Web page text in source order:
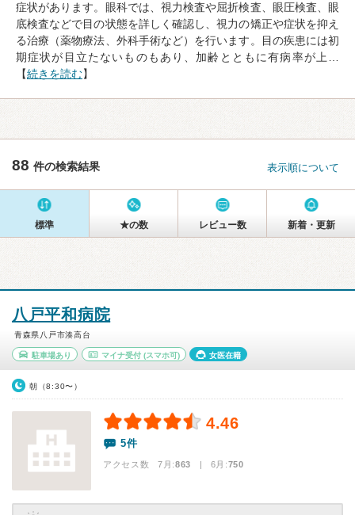
症状があります。眼科では、視力検査や屈折検査、眼圧検査、眼
底検査などで目の状態を詳しく確認し、視力の矯正や症状を抑え
る治療（薬物療法、外科手術など）を行います。目の疾患には初
期症状が目立たないものもあり、加齢とともに有病率が上…
【続きを読む】
88 件の検索結果 表示順について
標準 ★の数 レビュー数 新着・更新
八戸平和病院
青森県八戸市湊高台
駐車場あり マイナ受付(スマホ可) 女医在籍
朝（8:30〜）
4.46
5件
アクセス数 7月:863 | 6月:750